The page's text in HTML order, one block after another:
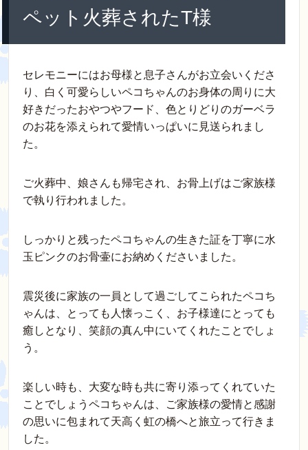
ペット火葬されたT様
セレモニーにはお母様と息子さんがお立会いくださ
り、白く可愛らしいペコちゃんのお身体の周りに大
好きだったおやつやフード、色とりどりのガーベラ
のお花を添えられて愛情いっぱいに見送られまし
た。
ご火葬中、娘さんも帰宅され、お骨上げはご家族様
で執り行われました。
しっかりと残ったペコちゃんの生きた証を丁寧に水
玉ピンクのお骨壷にお納めくださいました。
震災後に家族の一員として過ごしてこられたペコち
ゃんは、とっても人懐っこく、お子様達にとっても
癒しとなり、笑顔の真ん中にいてくれたことでしょ
う。
楽しい時も、大変な時も共に寄り添ってくれていた
ことでしょうペコちゃんは、ご家族様の愛情と感謝
の思いに包まれて天高く虹の橋へと旅立って行きま
した。